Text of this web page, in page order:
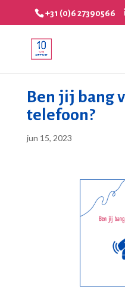
+31 (0)6 27390566
Ben jij bang
telefoon?
jun 15, 2023